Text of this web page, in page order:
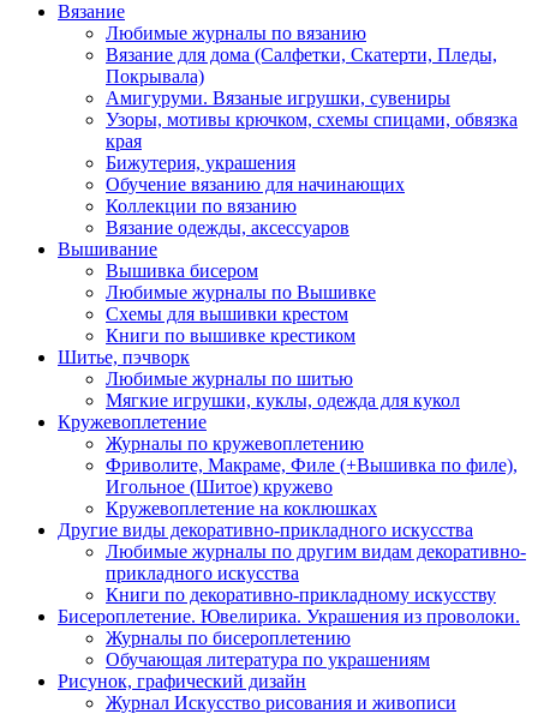
Вязание
Любимые журналы по вязанию
Вязание для дома (Салфетки, Скатерти, Пледы,
Покрывала)
Амигуруми. Вязаные игрушки, сувениры
Узоры, мотивы крючком, схемы спицами, обвязка
края
Бижутерия, украшения
Обучение вязанию для начинающих
Коллекции по вязанию
Вязание одежды, аксессуаров
Вышивание
Вышивка бисером
Любимые журналы по Вышивке
Схемы для вышивки крестом
Книги по вышивке крестиком
Шитье, пэчворк
Любимые журналы по шитью
Мягкие игрушки, куклы, одежда для кукол
Кружевоплетение
Журналы по кружевоплетению
Фриволите, Макраме, Филе (+Вышивка по филе),
Игольное (Шитое) кружево
Кружевоплетение на коклюшках
Другие виды декоративно-прикладного искусства
Любимые журналы по другим видам декоративно-
прикладного искусства
Книги по декоративно-прикладному искусству
Бисероплетение. Ювелирика. Украшения из проволоки.
Журналы по бисероплетению
Обучающая литература по украшениям
Рисунок, графический дизайн
Журнал Искусство рисования и живописи